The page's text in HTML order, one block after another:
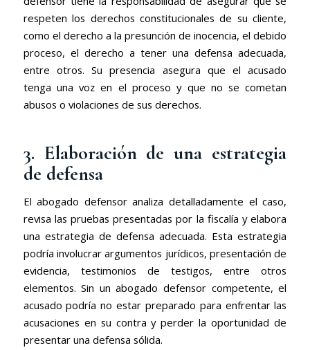
respeten los derechos constitucionales de su cliente,
como el derecho a la presunción de inocencia, el debido
proceso, el derecho a tener una defensa adecuada,
entre otros. Su presencia asegura que el acusado
tenga una voz en el proceso y que no se cometan
abusos o violaciones de sus derechos.
3. Elaboración de una estrategia
de defensa
El abogado defensor analiza detalladamente el caso,
revisa las pruebas presentadas por la fiscalía y elabora
una estrategia de defensa adecuada. Esta estrategia
podría involucrar argumentos jurídicos, presentación de
evidencia, testimonios de testigos, entre otros
elementos. Sin un abogado defensor competente, el
acusado podría no estar preparado para enfrentar las
acusaciones en su contra y perder la oportunidad de
presentar una defensa sólida.